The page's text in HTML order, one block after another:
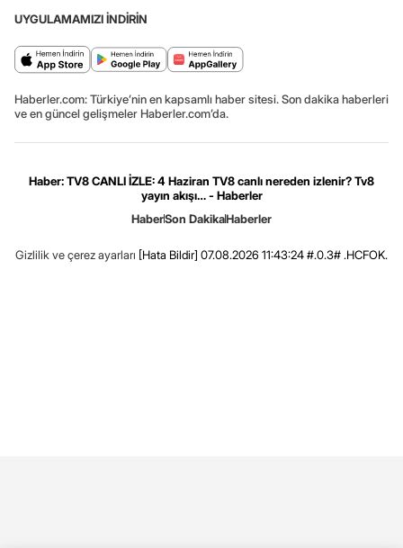
UYGULAMAMIZI İNDİRİN
Haberler.com: Türkiye’nin en kapsamlı haber sitesi. Son dakika haberleri
ve en güncel gelişmeler Haberler.com’da.
Haber: TV8 CANLI İZLE: 4 Haziran TV8 canlı nereden izlenir? Tv8
yayın akışı… - Haberler
HaberSon DakikaHaberler
Gizlilik ve çerez ayarları [Hata Bildir] 07.08.2026 11:43:24 #.0.3# .HCFOK.